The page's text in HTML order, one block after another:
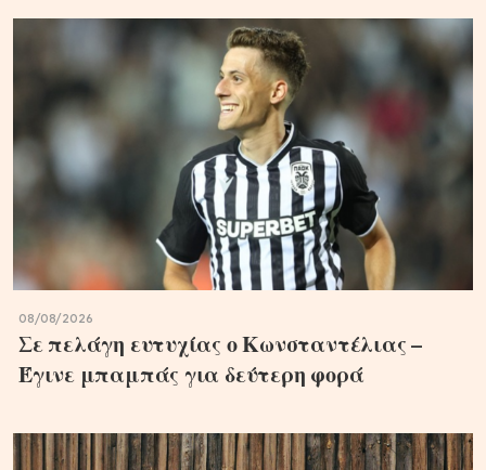
08/08/2026
Σε πελάγη ευτυχίας ο Κωνσταντέλιας –
Έγινε μπαμπάς για δεύτερη φορά